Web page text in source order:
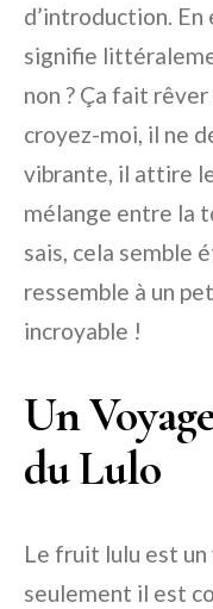
d’introduction.
signifie
non ? Ça fait
croyez-moi, il ne
vibrante, il attire
mélange entre la
sais, cela semble
ressemble à un
incroyable !
Un
du Lulo
Le fruit lulu est
seulement il est